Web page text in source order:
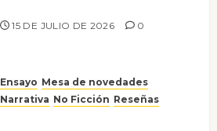
15 DE JULIO DE 2026 0
Ensayo Mesa de novedades
Narrativa No Ficción Reseñas